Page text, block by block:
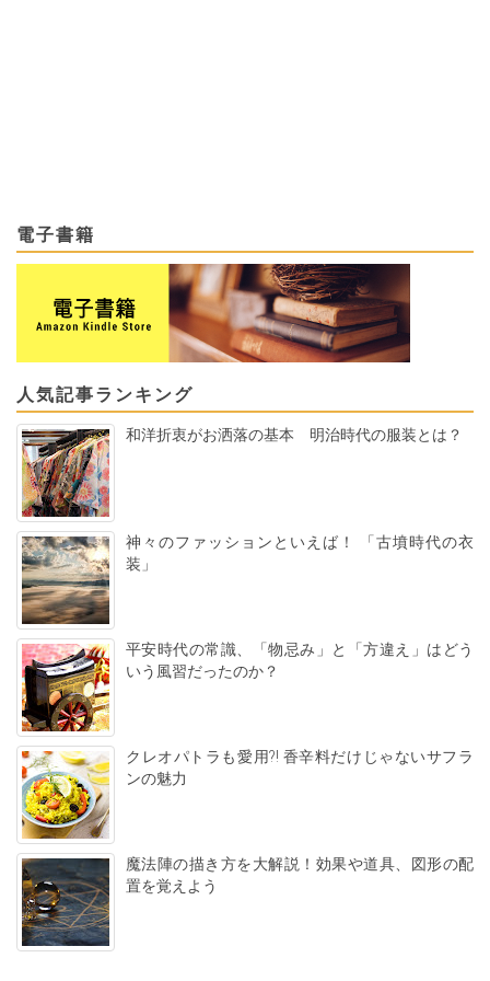
電子書籍
人気記事ランキング
和洋折衷がお洒落の基本 明治時代の服装とは？
神々のファッションといえば！ 「古墳時代の衣
装」
平安時代の常識、「物忌み」と「方違え」はどう
いう風習だったのか？
クレオパトラも愛用?! 香辛料だけじゃないサフラ
ンの魅力
魔法陣の描き方を大解説！効果や道具、図形の配
置を覚えよう